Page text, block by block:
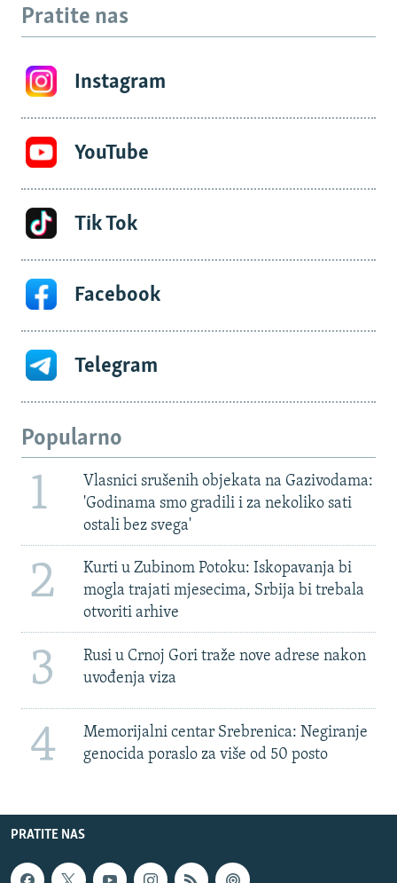
Pratite nas
Instagram
YouTube
Tik Tok
Facebook
Telegram
Popularno
1
Vlasnici srušenih objekata na Gazivodama:
'Godinama smo gradili i za nekoliko sati
ostali bez svega'
2
Kurti u Zubinom Potoku: Iskopavanja bi
mogla trajati mjesecima, Srbija bi trebala
otvoriti arhive
3
Rusi u Crnoj Gori traže nove adrese nakon
uvođenja viza
4
Memorijalni centar Srebrenica: Negiranje
genocida poraslo za više od 50 posto
PRATITE NAS